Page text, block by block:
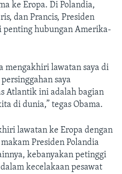
ke Eropa. Di Polandia,
dan Prancis, Presiden
penting hubungan Amerika-
mengakhiri lawatan saya di
saya
Atlantik ini adalah bagian
di dunia,” tegas Obama.
lawatan ke Eropa dengan
Presiden Polandia
kebanyakan petinggi
kecelakaan pesawat